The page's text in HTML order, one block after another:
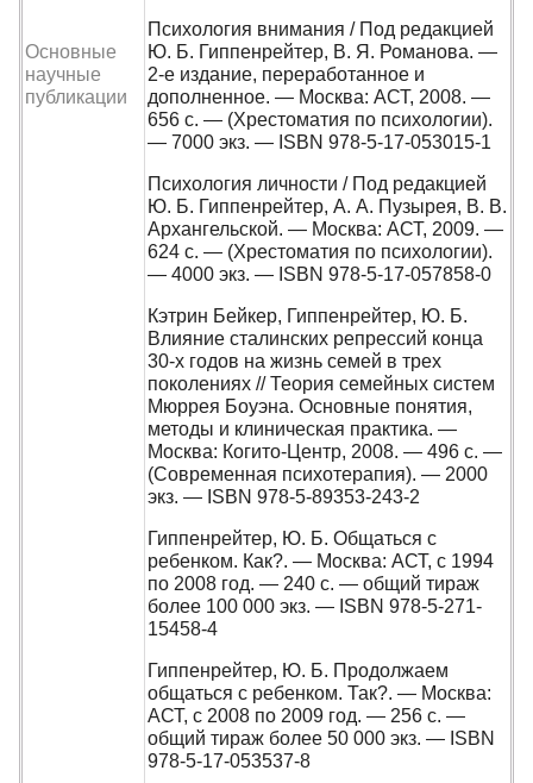
Основные
научные
публикации
Психология внимания / Под редакцией
Ю. Б. Гиппенрейтер, В. Я. Романова. —
2-е издание, переработанное и
дополненное. — Москва: АСТ, 2008. —
656 с. — (Хрестоматия по психологии).
— 7000 экз. — ISBN 978-5-17-053015-1
Психология личности / Под редакцией
Ю. Б. Гиппенрейтер, А. А. Пузырея, В. В.
Архангельской. — Москва: АСТ, 2009. —
624 с. — (Хрестоматия по психологии).
— 4000 экз. — ISBN 978-5-17-057858-0
Кэтрин Бейкер, Гиппенрейтер, Ю. Б.
Влияние сталинских репрессий конца
30-х годов на жизнь семей в трех
поколениях // Теория семейных систем
Мюррея Боуэна. Основные понятия,
методы и клиническая практика. —
Москва: Когито-Центр, 2008. — 496 с. —
(Современная психотерапия). — 2000
экз. — ISBN 978-5-89353-243-2
Гиппенрейтер, Ю. Б. Общаться с
ребенком. Как?. — Москва: АСТ, с 1994
по 2008 год. — 240 с. — общий тираж
более 100 000 экз. — ISBN 978-5-271-
15458-4
Гиппенрейтер, Ю. Б. Продолжаем
общаться с ребенком. Так?. — Москва:
АСТ, с 2008 по 2009 год. — 256 с. —
общий тираж более 50 000 экз. — ISBN
978-5-17-053537-8